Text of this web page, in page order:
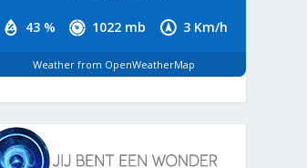
43 % 1022 mb 3 Km/h
Weather from OpenWeatherMap